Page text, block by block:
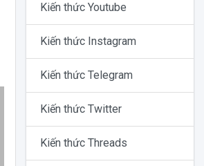
Kiến thức Youtube
Kiến thức Instagram
Kiến thức Telegram
Kiến thức Twitter
Kiến thức Threads